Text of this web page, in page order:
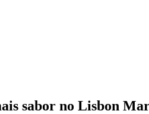
sabor no Lisbon